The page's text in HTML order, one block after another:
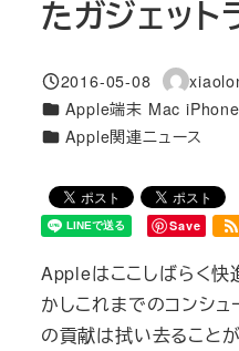
たガジェット
投稿日
2016-05-08
著
者
カテゴリー
Apple端末 Mac
カテゴリー
Apple関連ニュース
Save
Appleはここしばらく快
かしこれまでのコンシ
の貢献は拭い去ること